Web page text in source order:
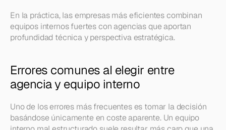
En la práctica, las empresas más eficientes combinan
equipos internos fuertes con agencias que aportan
profundidad técnica y perspectiva estratégica.
Errores comunes al elegir entre
agencia y equipo interno
Uno de los errores más frecuentes es tomar la decisión
basándose únicamente en coste aparente. Un equipo